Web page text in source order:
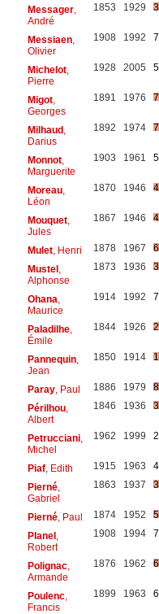
Messager,
André
1853 1929
Messiaen,
Olivier
1908 1992
Michelot,
Pierre
1928 2005
Migot,
Georges
1891 1976
Milhaud,
Darius
1892 1974
Monnot,
Marguerite
1903 1961
Moreau,
Léon
1870 1946
Mouquet,
Jules
1867 1946
Mulet, Henri 1878 1967
Mustel,
Alphonse
1873 1936
Ohana
Maurice
1914 1992
Paladilhe,
Émile
1844 1926
Pannequin,
Jean
1850 1914
Paray, Paul 1886 1979
Périlhou,
Albert
1846 1936
Petrucciani,
Michel
1962 1999
Piaf, Edith 1915 1963
Pierné,
Gabriel
1863 1937
Pierné, Paul 1874 1952
Planel,
Robert
1908 1994
Polignac,
Armande
1876 1962
Poulenc,
Francis
1899 1963